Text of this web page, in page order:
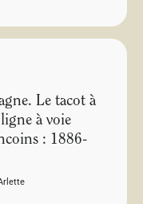
Le tacot à
à voie
: 1886-